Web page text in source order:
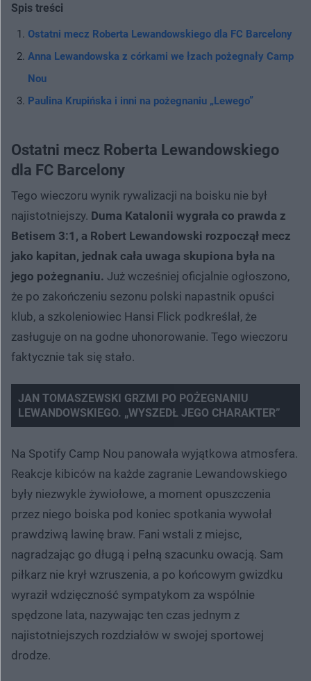
Spis treści
Ostatni mecz Roberta Lewandowskiego dla FC Barcelony
Anna Lewandowska z córkami we łzach pożegnały Camp
Nou
Paulina Krupińska i inni na pożegnaniu „Lewego”
Ostatni mecz Roberta Lewandowskiego
dla FC Barcelony
Tego wieczoru wynik rywalizacji na boisku nie był
najistotniejszy. Duma Katalonii wygrała co prawda z
Betisem 3:1, a Robert Lewandowski rozpoczął mecz
jako kapitan, jednak cała uwaga skupiona była na
jego pożegnaniu. Już wcześniej oficjalnie ogłoszono,
że po zakończeniu sezonu polski napastnik opuści
klub, a szkoleniowiec Hansi Flick podkreślał, że
zasługuje on na godne uhonorowanie. Tego wieczoru
faktycznie tak się stało.
JAN TOMASZEWSKI GRZMI PO POŻEGNANIU
LEWANDOWSKIEGO. „WYSZEDŁ JEGO CHARAKTER”
Na Spotify Camp Nou panowała wyjątkowa atmosfera.
Reakcje kibiców na każde zagranie Lewandowskiego
były niezwykle żywiołowe, a moment opuszczenia
przez niego boiska pod koniec spotkania wywołał
prawdziwą lawinę braw. Fani wstali z miejsc,
nagradzając go długą i pełną szacunku owacją. Sam
piłkarz nie krył wzruszenia, a po końcowym gwizdku
wyraził wdzięczność sympatykom za wspólnie
spędzone lata, nazywając ten czas jednym z
najistotniejszych rozdziałów w swojej sportowej
drodze.